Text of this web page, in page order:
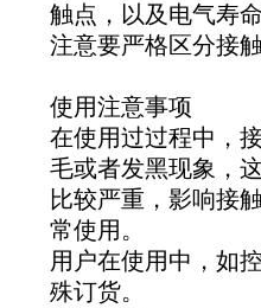
触点，以及电气寿
注意要严格区分接
使用注意事项
在使用过过程中，
毛或者发黑现象，
比较严重，影响接
常使用。
用户在使用中，如
殊订货。